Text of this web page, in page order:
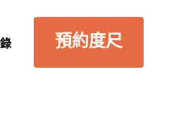
預約度尺
預約度尺